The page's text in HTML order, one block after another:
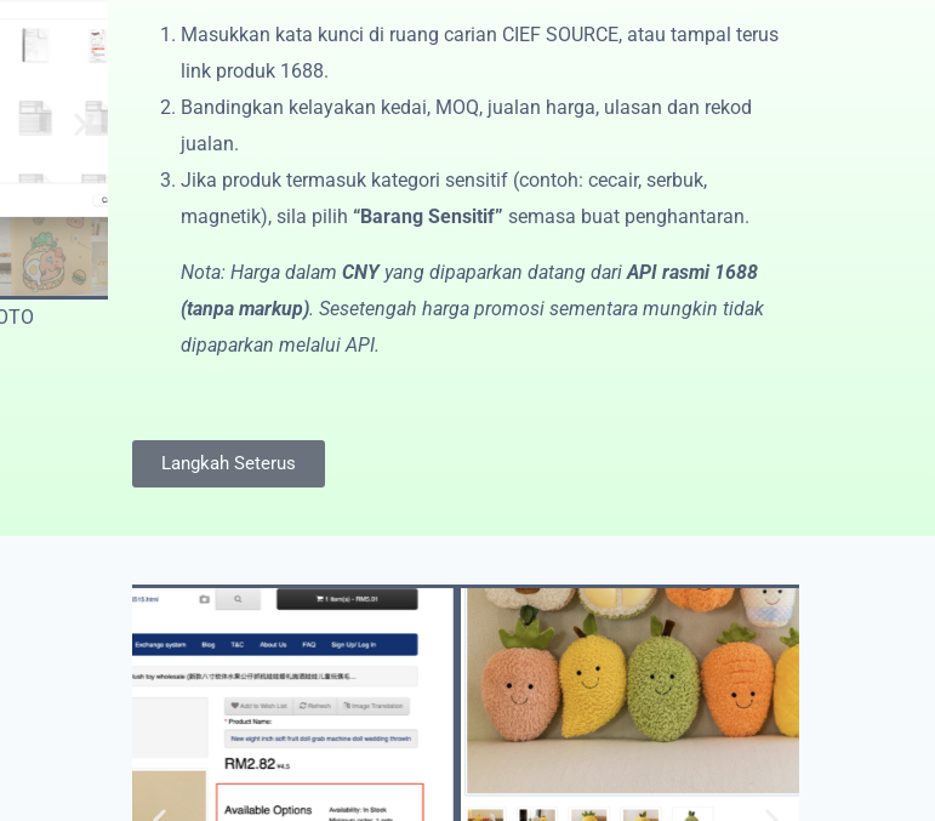
Search by PRODUCT LINK
Masukkan kata kunci di ruang carian CIEF SOURCE, atau tampal terus
link produk 1688.
Bandingkan kelayakan kedai, MOQ, jualan harga, ulasan dan rekod
jualan.
Jika produk termasuk kategori sensitif (contoh: cecair, serbuk,
magnetik), sila pilih “Barang Sensitif” semasa buat penghantaran.
Nota: Harga dalam CNYyang dipaparkan datang dariAPI rasmi 1688
(tanpa markup). Sesetengah harga promosi sementara mungkin tidak
dipaparkan melalui API.
Langkah Seterus